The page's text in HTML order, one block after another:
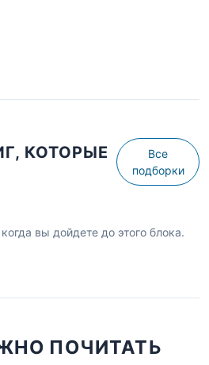
КОТОРЫЕ
Все
подборки
вы дойдете до этого блока.
ПОЧИТАТЬ